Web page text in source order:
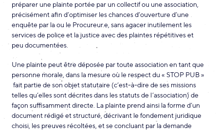
préparer une plainte portée par un collectif ou une association,
précisément afin d’optimiser les chances d’ouverture d’une
enquête par la ou le Procureur.e, sans agacer inutilement les
services de police et la justice avec des plaintes répétitives et
peu documentées.
Une plainte peut être déposée par toute association en tant que
personne morale, dans la mesure où le respect du « STOP PUB »
fait partie de son objet statutaire (c’est-à-dire de ses missions
telles qu’elles sont décrites dans les statuts de l’association) de
façon suffisamment directe. La plainte prend ainsi la forme d’un
document rédigé et structuré, décrivant le fondement juridique
choisi, les preuves récoltées, et se concluant par la demande